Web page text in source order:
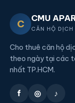
C CMU
CĂN HỘ DỊCH
Cho thuê căn hộ
theo ngày tại các
nhất TP.HCM.
f ◎ ♪